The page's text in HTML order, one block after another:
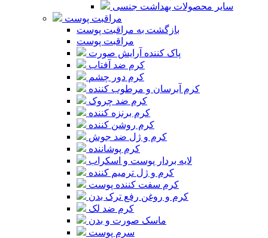
سایر محصولات بهداشت جنسی
مراقبت پوست
بازگشت به مراقبت پوست
مراقبت پوست
پاک کننده آرایش صورت
کرم ضد آفتاب
کرم دور چشم
کرم آبرسان و مرطوب کننده
کرم ضد چروک
کرم برنزه کننده
کرم روشن کننده
کرم و ژل ضد جوش
کرم پوشاننده
لایه بردار پوست و اسکراب
کرم و ژل ترمیم کننده
کرم سفت کننده پوست
کرم و روغن رفع ترک بدن
کرم ضد لک
ماسک صورت و بدن
سرم پوست